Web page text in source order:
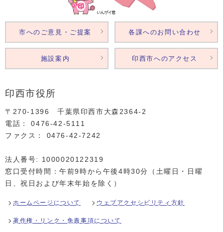
印西市役所
〒270-1396 千葉県印西市大森2364‐2
電話： 0476‐42‐5111
ファクス： 0476‐42‐7242
法人番号: 1000020122319
窓口受付時間：午前9時から午後4時30分（土曜日・日曜
日、祝日および年末年始を除く）
ホームページについて ウェブアクセシビリティ方針
著作権・リンク・免責事項について
市へのご意見・ご提案 各課へのお問い合わせ
施設案内 印西市へのアクセス